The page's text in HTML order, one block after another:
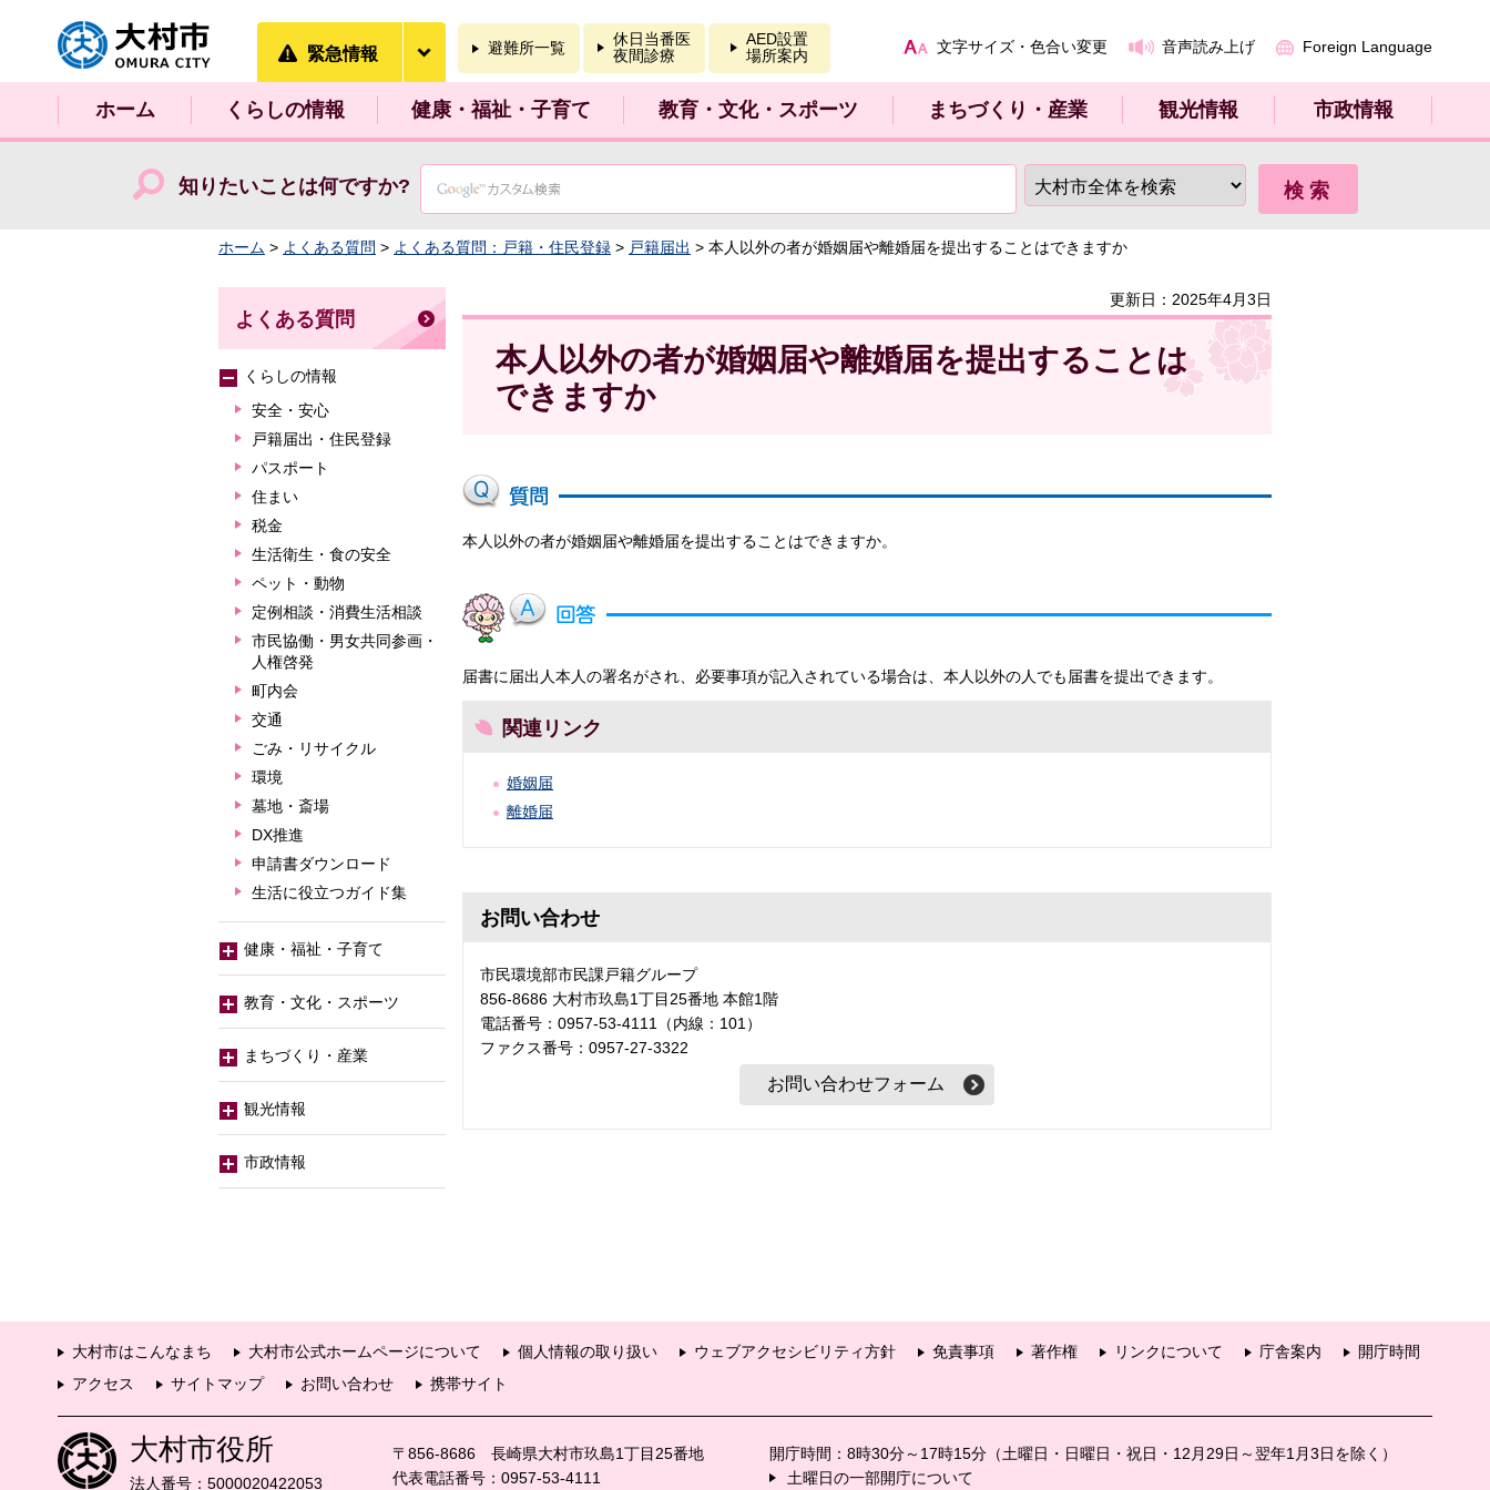
大村市
緊急情報 避難所一覧
休日当番医
夜間診療
AED設置
場所案内
文字サイズ・色合い変更 音声読み上げ Foreign Language
ホーム くらしの情報 健康・福祉・子育て 教育・文化・スポーツ まちづくり・産業 観光情報 市政情報
知りたいことは何ですか?
ホーム > よくある質問 > よくある質問：戸籍・住民登録 > 戸籍届出 > 本人以外の者が婚姻届や離婚届を提出することはできますか
更新日：2025年4月3日
本人以外の者が婚姻届や離婚届を提出することは
できますか
本人以外の者が婚姻届や離婚届を提出することはできますか。
届書に届出人本人の署名がされ、必要事項が記入されている場合は、本人以外の人でも届書を提出できます。
関連リンク
婚姻届
離婚届
お問い合わせ
市民環境部市民課戸籍グループ
856-8686 大村市玖島1丁目25番地 本館1階
電話番号：0957-53-4111（内線：101）
ファクス番号：0957-27-3322
よくある質問
くらしの情報
安全・安心
戸籍届出・住民登録
パスポート
住まい
税金
生活衛生・食の安全
ペット・動物
定例相談・消費生活相談
市民協働・男女共同参画・
人権啓発
町内会
交通
ごみ・リサイクル
環境
墓地・斎場
DX推進
申請書ダウンロード
生活に役立つガイド集
健康・福祉・子育て
教育・文化・スポーツ
まちづくり・産業
観光情報
市政情報
大村市はこんなまち 大村市公式ホームページについて 個人情報の取り扱い ウェブアクセシビリティ方針 免責事項 著作権 リンクについて 庁舎案内
開庁時間
アクセス
サイトマップ お問い合わせ 携帯サイト
大村市役所
法人番号：5000020422053
〒856-8686 長崎県大村市玖島1丁目25番地
代表電話番号：0957-53-4111
開庁時間：8時30分～17時15分（土曜日・日曜日・祝日・12月29日～翌年1月3日を除く）
土曜日の一部開庁について